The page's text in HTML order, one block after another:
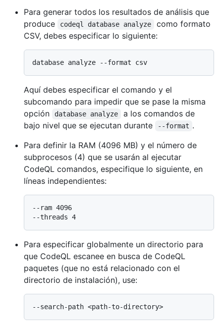
Para generar todos los resultados de análisis que
produce
codeql database analyze
como formato
CSV, debes especificar lo siguiente:
Aquí debes especificar el comando y el
subcomando para impedir que se pase la misma
opción
database analyze
a los comandos de
bajo nivel que se ejecutan durante
--format .
Para definir la RAM (4096 MB) y el número de
subprocesos (4) que se usarán al ejecutar
CodeQL comandos, especifique lo siguiente, en
líneas independientes:
--ram 4096
Para especificar globalmente un directorio para
que CodeQL escanee en busca de CodeQL
paquetes (que no está relacionado con el
directorio de instalación), use: